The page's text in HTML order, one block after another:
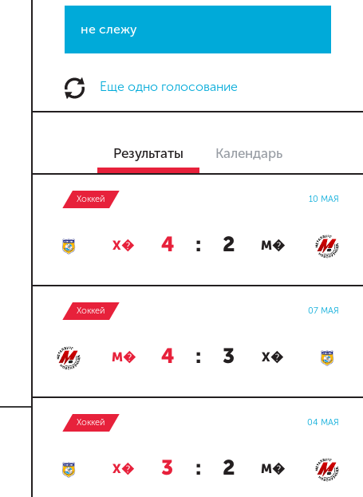
не слежу
Еще одно голосование
Результаты Календарь
Хоккей 10 МАЯ
Х� 4 : 2 М�
Хоккей 07 МАЯ
М� 4 : 3 Х�
Хоккей 04 МАЯ
Х� 3 : 2 М�